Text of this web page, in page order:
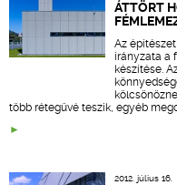
ÁTTÖRT
Az
irányzata a
készítése.
több rétegűvé teszik, egyéb
2012. július 16.